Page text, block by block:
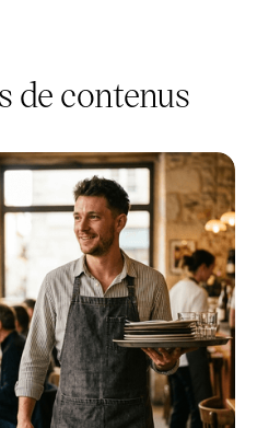
de contenus